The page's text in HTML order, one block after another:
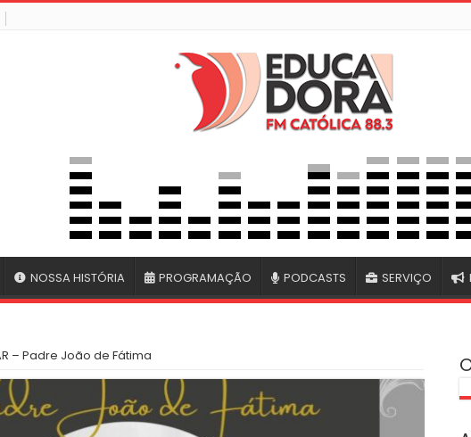
NOSSA HISTÓRIA PROGRAMAÇÃO PODCASTS SERVIÇO
– Padre João de Fátima